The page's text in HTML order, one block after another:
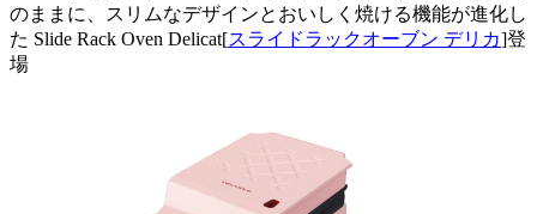
のままに、スリムなデザインとおいしく焼ける機能が進化し
た Slide Rack Oven Delicat[スライドラックオーブン デリカ]登
場